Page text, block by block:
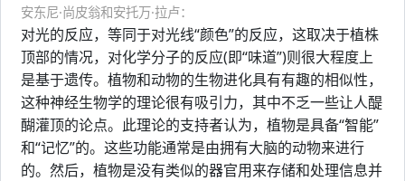
安东尼·尚皮翁和安托万·拉卢：
对光的反应，等同于对光线“颜色”的反应，这取决于植株
顶部的情况，对化学分子的反应(即“味道”)则很大程度上
是基于遗传。植物和动物的生物进化具有有趣的相似性，
这种神经生物学的理论很有吸引力，其中不乏一些让人醍
醐灌顶的论点。此理论的支持者认为，植物是具备“智能”
和“记忆”的。这些功能通常是由拥有大脑的动物来进行
的。然后，植物是没有类似的器官用来存储和处理信息并